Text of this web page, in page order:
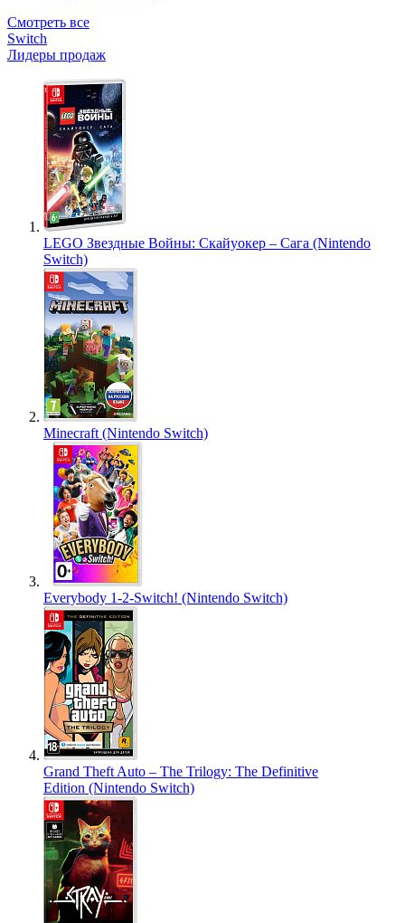
Смотреть все
Switch
Лидеры продаж
LEGO Звездные Войны: Скайуокер – Сага (Nintendo
Switch)
Minecraft (Nintendo Switch)
Everybody 1-2-Switch! (Nintendo Switch)
Grand Theft Auto – The Trilogy: The Definitive
Edition (Nintendo Switch)